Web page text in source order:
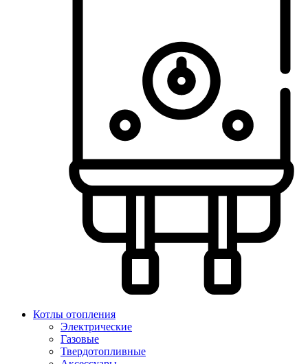
Котлы отопления
Электрические
Газовые
Твердотопливные